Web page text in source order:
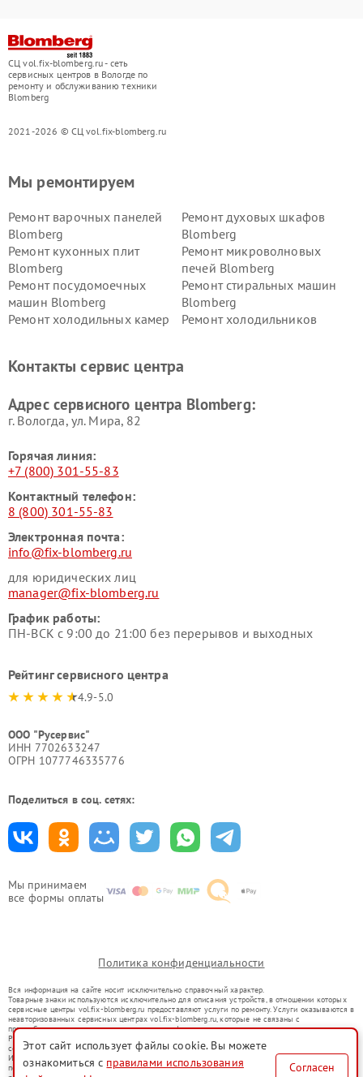
СЦ vol.fix-blomberg.ru - сеть
сервисных центров в Вологде по
ремонту и обслуживанию техники
Blomberg
2021-2026 © СЦ vol.fix-blomberg.ru
Мы принимаем
все формы оплаты
Мы ремонтируем
Ремонт варочных панелей
Blomberg
Ремонт духовых шкафов
Blomberg
Ремонт кухонных плит
Blomberg
Ремонт микроволновых
печей Blomberg
Ремонт посудомоечных
машин Blomberg
Ремонт стиральных машин
Blomberg
Ремонт холодильных камер
Ремонт холодильников
Контакты сервис центра
Адрес сервисного центра Blomberg:
г. Вологда, ул. Мира, 82
Горячая линия:
+7 (800) 301-55-83
Контактный телефон:
8 (800) 301-55-83
Электронная почта:
info@fix-blomberg.ru
для юридических лиц
manager@fix-blomberg.ru
График работы:
ПН-ВСК с 9:00 до 21:00 без перерывов и выходных
Рейтинг сервисного центра
4.9-5.0
ООО "Русервис"
ИНН 7702633247
ОГРН 1077746335776
Поделиться в соц. сетях:
Политика конфиденциальности
Вся информация на сайте носит исключительно справочный характер.
Товарные знаки используются исключительно для описания устройств, в отношении которых
сервисные центры vol.fix-blomberg.ru предоставляют услуги по ремонту. Услуги оказываются в
неавторизованных сервисных центрах vol.fix-blomberg.ru, которые не связаны с
правообладателями товарных знаков или их официальными представителями.
Ремонт осуществляется для устройств, уже введенных в гражданский оборот в соответствии
со статьей 1487 ГК РФ.
Использование товарных знаков не преследует цели индивидуализации услуг или введения
потребителей в заблуждение, а служит для информирования о предоставляемых услугах по
Этот сайт использует файлы cookie. Вы можете
ознакомиться с правилами использования
Согласен